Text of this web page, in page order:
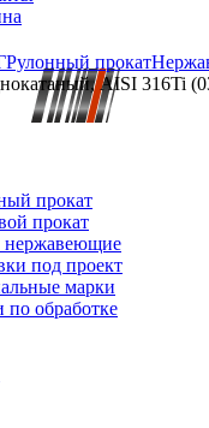
прокат
прокат
нержавеющие
под проект
марки
по обработке
Рулонный прокат
AISI 316Ti